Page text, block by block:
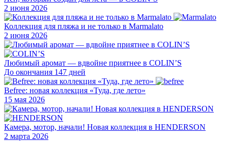
2 июня 2026
Коллекция для пляжа и не только в Marmalato
2 июня 2026
Любимый аромат — вдвойне приятнее в COLIN’S
До окончания 147 дней
Befree: новая коллекция «Туда, где лето»
15 мая 2026
Камера, мотор, начали! Новая коллекция в HENDERSON
2 марта 2026